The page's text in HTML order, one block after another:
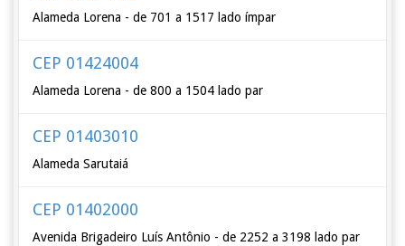
Alameda Lorena - de 701 a 1517 lado ímpar
CEP 01424004
Alameda Lorena - de 800 a 1504 lado par
CEP 01403010
Alameda Sarutaiá
CEP 01402000
Avenida Brigadeiro Luís Antônio - de 2252 a 3198 lado par